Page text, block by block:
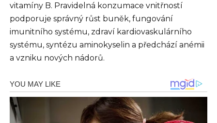
vitamíny B. Pravidelná konzumace vnitřností
podporuje správný růst buněk, fungování
imunitního systému, zdraví kardiovaskulárního
systému, syntézu aminokyselin a předchází anémii
a vzniku nových nádorů.